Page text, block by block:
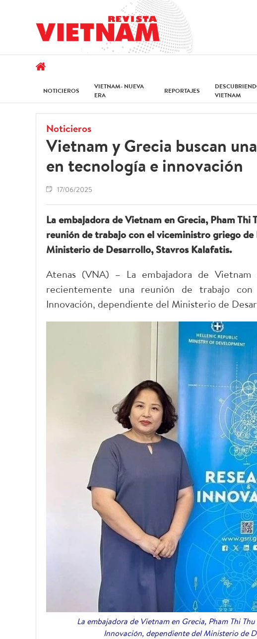
NOTICIEROS
VIETNAM- NUEVA
ERA
REPORTAJES
VIETNAM
Noticieros
Vietnam y Grecia buscan
en tecnología e innovación
17/06/2025
La embajadora de Vietnam en Grecia, Pham
reunión de trabajo con el viceministro griego
Ministerio de Desarrollo, Stavros Kalafatis.
Atenas (VNA) – La embajadora de
recientemente una reunión de trabajo
Innovación, dependiente del Ministerio de
La embajadora de Vietnam en Grecia, Pham Thi
Innovación, dependiente del Ministerio de